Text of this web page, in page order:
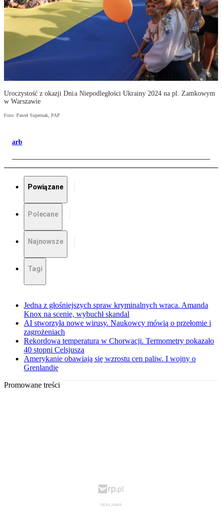
Uroczystość z okazji Dnia Niepodległości Ukrainy 2024 na pl. Zamkowym
w Warszawie
Foto: Paweł Supernak, PAP
arb
Powiązane
Polecane
Najnowsze
Tagi
Jedna z głośniejszych spraw kryminalnych wraca. Amanda
Knox na scenie, wybuchł skandal
AI stworzyła nowe wirusy. Naukowcy mówią o przełomie i
zagrożeniach
Rekordowa temperatura w Chorwacji. Termometry pokazało
40 stopni Celsjusza
Amerykanie obawiają się wzrostu cen paliw. I wojny o
Grenlandię
Promowane treści